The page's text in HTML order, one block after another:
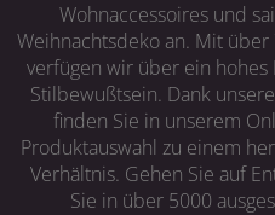
Wohnaccessoires und
Weihnachtsdeko an. Mit
verfügen wir über ein hohes
Stilbewußtsein. Dank
finden Sie in unserem
Produktauswahl zu einem
Verhältnis. Gehen Sie auf
Sie in über 5000